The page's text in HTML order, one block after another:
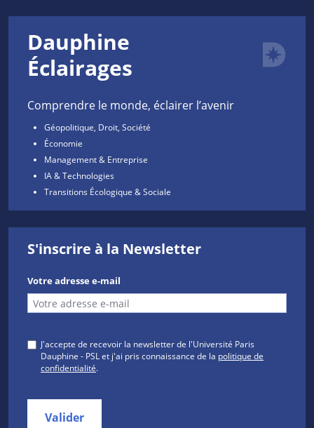
Dauphine
Éclairages
Comprendre le monde, éclairer l’avenir
Géopolitique, Droit, Société
Économie
Management & Entreprise
IA & Technologies
Transitions Écologique & Sociale
S'inscrire à la Newsletter
Votre adresse e-mail
J'accepte de recevoir la newsletter de l'Université Paris
Dauphine - PSL et j'ai pris connaissance de la politique de
confidentialité.
Valider